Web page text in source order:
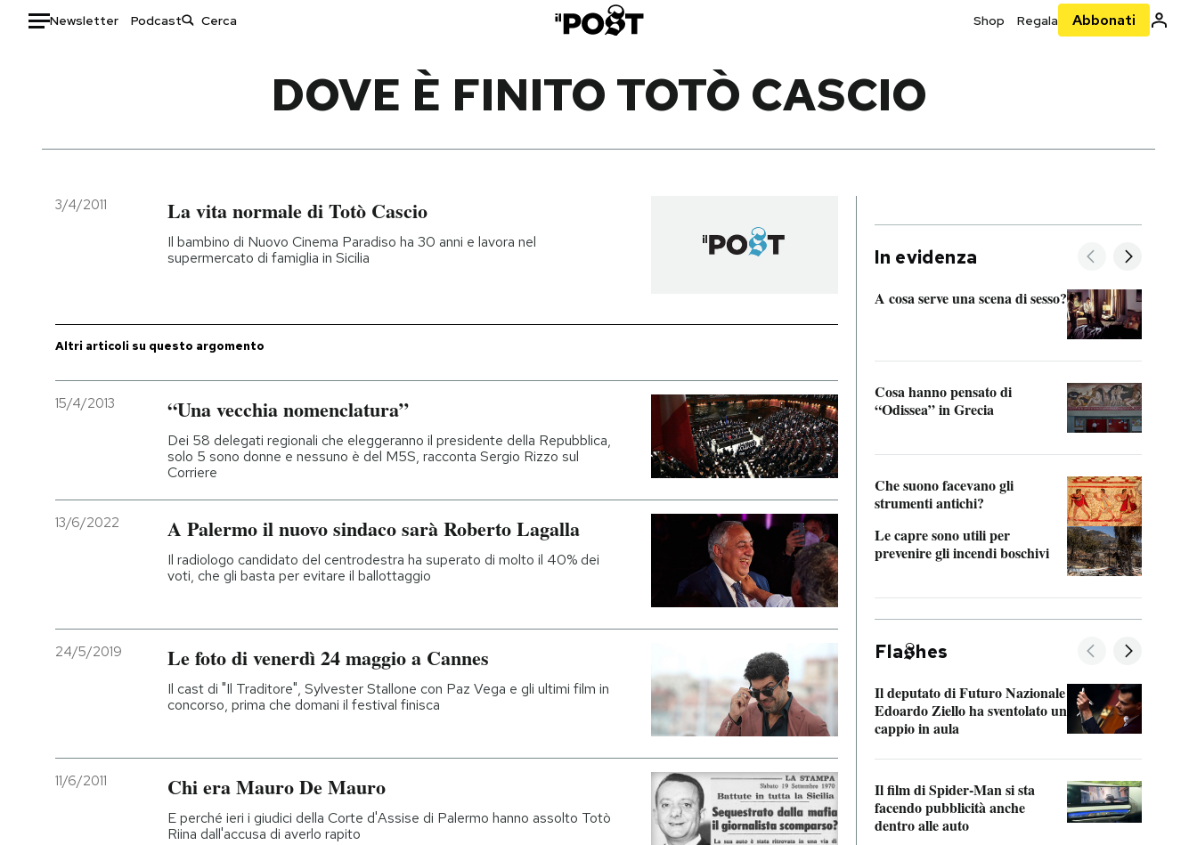
Newsletter Podcast Shop Regala Abbonati
Italia
Politica
Economia
Sport
Moda
Ok Boomer!
Altrecose
Mondiali calcio 2026
DOVE È FINITO TOTÒ CASCIO
3/4/2011 La vita normale di Totò Cascio
Il bambino di Nuovo Cinema Paradiso ha 30 anni e lavora nel
supermercato di famiglia in Sicilia
Altri articoli su questo argomento
15/4/2013 “Una vecchia nomenclatura”
Dei 58 delegati regionali che eleggeranno il presidente della Repubblica,
solo 5 sono donne e nessuno è del M5S, racconta Sergio Rizzo sul
Corriere
13/6/2022 A Palermo il nuovo sindaco sarà Roberto Lagalla
Il radiologo candidato del centrodestra ha superato di molto il 40% dei
voti, che gli basta per evitare il ballottaggio
24/5/2019 Le foto di venerdì 24 maggio a Cannes
Il cast di "Il Traditore", Sylvester Stallone con Paz Vega e gli ultimi film in
concorso, prima che domani il festival finisca
11/6/2011 Chi era Mauro De Mauro
E perché ieri i giudici della Corte d'Assise di Palermo hanno assolto Totò
Riina dall'accusa di averlo rapito
In evidenza
A cosa serve una scena di sesso?
Cosa hanno pensato di
“Odissea” in Grecia
Che suono facevano gli
strumenti antichi?
Le capre sono utili per
prevenire gli incendi boschivi
Fla hes
Il deputato di Futuro Nazionale
Edoardo Ziello ha sventolato un
cappio in aula
Il film di Spider-Man si sta
facendo pubblicità anche
dentro alle auto